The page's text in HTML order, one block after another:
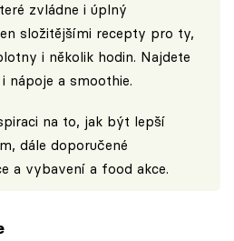
zvládne i úplný
složitějšími recepty pro ty,
i několik hodin. Najdete
nápoje a smoothie.
na to, jak být lepší
dále doporučené
a vybavení a food akce.